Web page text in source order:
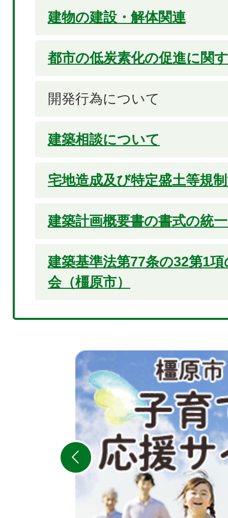
建物の建設・解体関連
都市の低炭素化の促進に関
開発行為について
建築相談について
宅地造成及び特定盛土等規
建築計画概要書の書式の統
建築基準法第77条の32第1
会（橿原市）
2
枚
目
の
ス
ラ